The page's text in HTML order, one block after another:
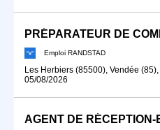
PRÉPARATEUR DE
Emploi RANDSTAD
Les Herbiers (85500), Vendée
05/08/2026
AGENT DE RÉCEPTION-